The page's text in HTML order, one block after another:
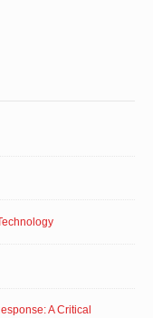
A Critical